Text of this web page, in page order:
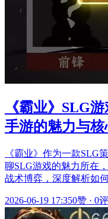
《霸业》SLG
手游的魅力与
《霸业》作为一款SLG
聊SLG游戏的魅力所在
战术博弈，深度解析如
2026-06-19 17:350赞 · 0